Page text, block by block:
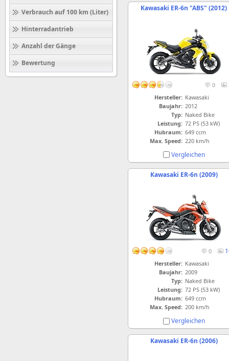
Verbrauch auf 100 km (Liter)
Hinterradantrieb
Anzahl der Gänge
Bewertung
Kawasaki ER-6n "ABS" (2012)
0
Hersteller: Kawasaki
Baujahr: 2012
Typ: Naked Bike
Leistung: 72 PS (53 kW)
Hubraum: 649 ccm
Max. Speed: 220 km/h
Vergleichen
Kawasaki ER-6n (2009)
0
Hersteller: Kawasaki
Baujahr: 2009
Typ: Naked Bike
Leistung: 72 PS (53 kW)
Hubraum: 649 ccm
Max. Speed: 200 km/h
Vergleichen
Kawasaki ER-6n (2006)